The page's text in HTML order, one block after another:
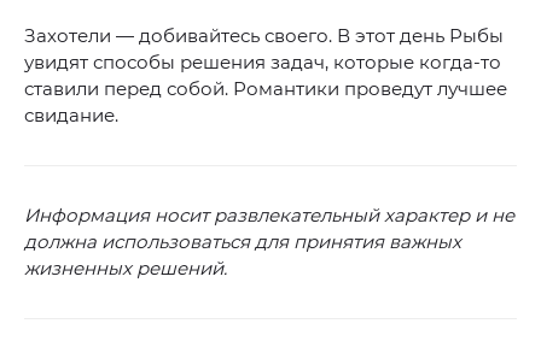
Захотели — добивайтесь своего. В этот день Рыбы
увидят способы решения задач, которые когда-то
ставили перед собой. Романтики проведут лучшее
свидание.
Информация носит развлекательный характер и не
должна использоваться для принятия важных
жизненных решений.